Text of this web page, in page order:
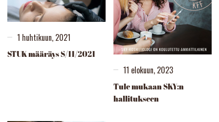
1 huhtikuun, 2021
STUK määräys S/11/2021
11 elokuun, 2023
Tule mukaan SKY:n
hallitukseen